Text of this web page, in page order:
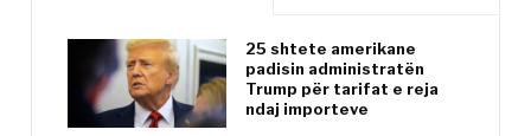
25 shtete amerikane
padisin administratën
Trump për tarifat e reja
ndaj importeve